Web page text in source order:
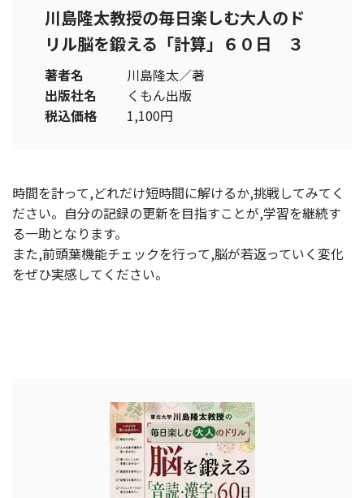
川島隆太教授の毎日楽しむ大人のド
リル脳を鍛える「計算」６０日 ３
著者名
川島隆太／著
出版社名
くもん出版
税込価格
1,100円
時間を計って,どれだけ短時間に解けるか,挑戦してみてく
ださい。自分の記録の更新を目指すことが,学習を継続す
る一助となります。
また,前頭葉機能チェックを行って,脳が若返っていく変化
をぜひ実感してください。